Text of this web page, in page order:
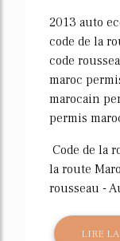
2013 auto
code de la
code
maroc
marocain
permis
Code de la
la route
rousseau -
LIRE